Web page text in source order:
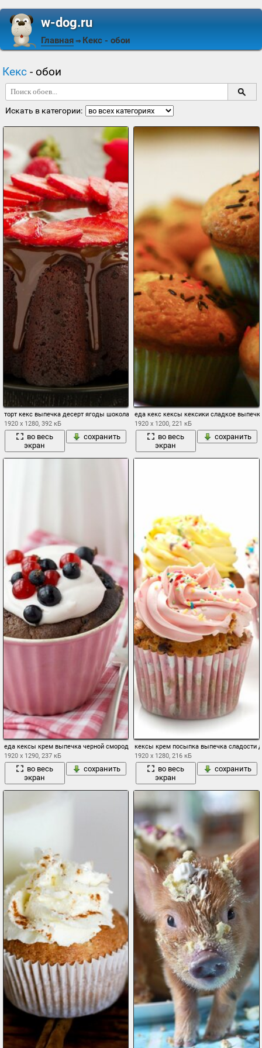
w-dog.ru
Главная ⇒ Кекс - обои
Кекс - обои
Искать в категории:
торт кекс выпечка десерт ягоды шоколад глазурь
1920 x 1280, 392 кБ
во весь
экран
сохранить
еда кекс кексы кексики сладкое
1920 x 1200, 221 кБ
во весь
экран
сохранить
еда кексы крем выпечка черной смородины красной смородины сладости
1920 x 1290, 237 кБ
во весь
экран
сохранить
кексы крем посыпка выпечка сладости
1920 x 1280, 216 кБ
во весь
экран
сохранить